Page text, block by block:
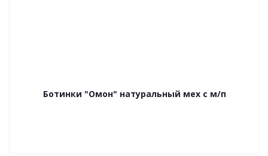
Ботинки "Омон" натуральный мех с м/п